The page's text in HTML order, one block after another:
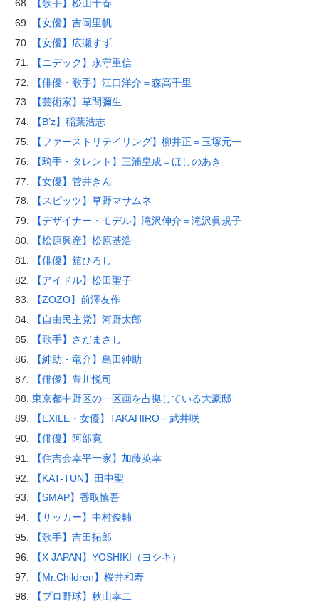
【歌手】松山千春
【女優】吉岡里帆
【女優】広瀬すず
【ニデック】永守重信
【俳優・歌手】江口洋介＝森高千里
【芸術家】草間彌生
【B’z】稲葉浩志
【ファーストリテイリング】柳井正＝玉塚元一
【騎手・タレント】三浦皇成＝ほしのあき
【女優】菅井きん
【スピッツ】草野マサムネ
【デザイナー・モデル】滝沢伸介＝滝沢眞規子
【松原興産】松原基浩
【俳優】舘ひろし
【アイドル】松田聖子
【ZOZO】前澤友作
【自由民主党】河野太郎
【歌手】さだまさし
【紳助・竜介】島田紳助
【俳優】豊川悦司
東京都中野区の一区画を占拠している大豪邸
【EXILE・女優】TAKAHIRO＝武井咲
【俳優】阿部寛
【住吉会幸平一家】加藤英幸
【KAT-TUN】田中聖
【SMAP】香取慎吾
【サッカー】中村俊輔
【歌手】吉田拓郎
【X JAPAN】YOSHIKI（ヨシキ）
【Mr.Children】桜井和寿
【プロ野球】秋山幸二